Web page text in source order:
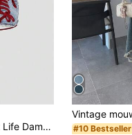
geborduurde details en strik. #10 Bestseller